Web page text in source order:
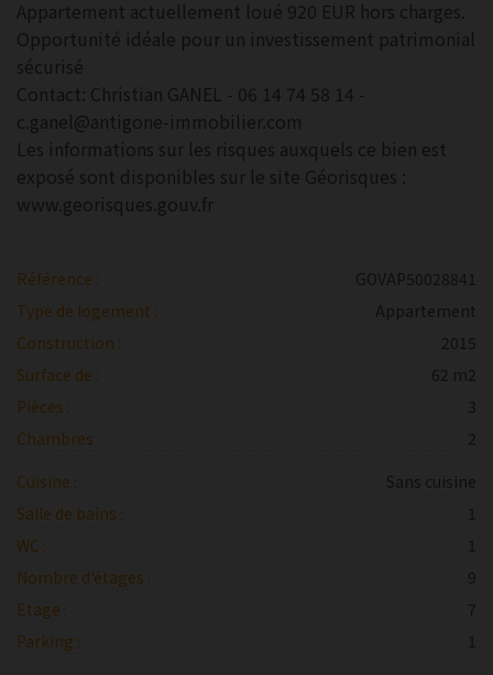
Appartement actuellement loué 920 EUR hors charges.
Opportunité idéale pour un investissement patrimonial
sécurisé
Contact: Christian GANEL - 06 14 74 58 14 -
c.ganel@antigone-immobilier.com
Les informations sur les risques auxquels ce bien est
exposé sont disponibles sur le site Géorisques :
www.georisques.gouv.fr
Référence :
GOVAP50028841
Type de logement :
Appartement
Construction :
2015
Surface de :
62 m2
Pièces :
3
Chambres :
2
Cuisine :
Sans cuisine
Salle de bains :
1
WC :
1
Nombre d'étages :
9
Etage :
7
Parking :
1